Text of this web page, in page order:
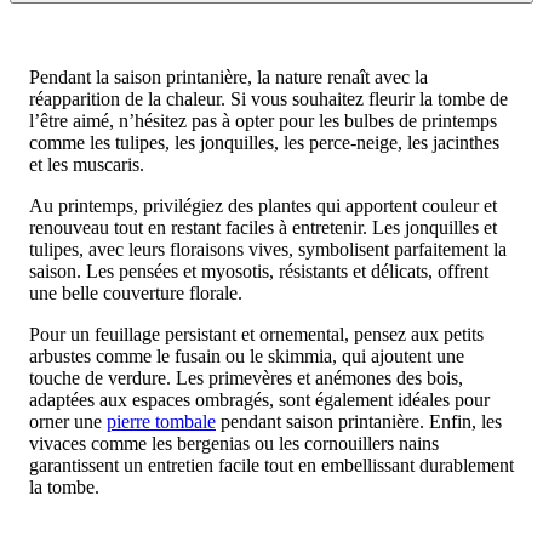
Pendant la saison printanière, la nature renaît avec la
réapparition de la chaleur. Si vous souhaitez fleurir la tombe de
l’être aimé, n’hésitez pas à opter pour les bulbes de printemps
comme les tulipes, les jonquilles, les perce-neige, les jacinthes
et les muscaris.
Au printemps, privilégiez des plantes qui apportent couleur et
renouveau tout en restant faciles à entretenir. Les jonquilles et
tulipes, avec leurs floraisons vives, symbolisent parfaitement la
saison. Les pensées et myosotis, résistants et délicats, offrent
une belle couverture florale.
Pour un feuillage persistant et ornemental, pensez aux petits
arbustes comme le fusain ou le skimmia, qui ajoutent une
touche de verdure. Les primevères et anémones des bois,
adaptées aux espaces ombragés, sont également idéales pour
orner une pierre tombale pendant saison printanière. Enfin, les
vivaces comme les bergenias ou les cornouillers nains
garantissent un entretien facile tout en embellissant durablement
la tombe.